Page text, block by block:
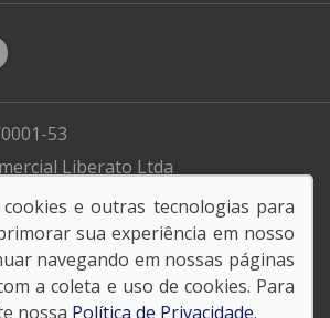
53
Liberato Ltda
R. XV de Novembro, 310 - Centro -
e outras tecnologias para
sua experiência em nosso
navegando em nossas páginas
a coleta e uso de cookies. Para
nossa Política de Privacidade.